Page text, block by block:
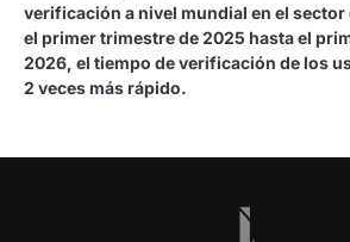
verificación a nivel mundial en el sector
el primer trimestre de 2025 hasta el
2026, el tiempo de verificación de los
2 veces más rápido.